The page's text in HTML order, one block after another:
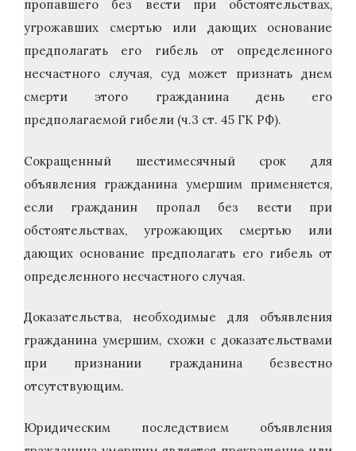
пропавшего без вести при обстоятельствах,
угрожавших смертью или дающих основание
предполагать его гибель от определенного
несчастного случая, суд может признать днем
смерти этого гражданина день его
предполагаемой гибели (ч.3 ст. 45 ГК РФ).
Сокращенный шестимесячный срок для
объявления гражданина умершим применяется,
если гражданин пропал без вести при
обстоятельствах, угрожающих смертью или
дающих основание предполагать его гибель от
определенного несчастного случая.
Доказательства, необходимые для объявления
гражданина умершим, схожи с доказательствами
при признании гражданина безвестно
отсутствующим.
Юридическим последствием объявления